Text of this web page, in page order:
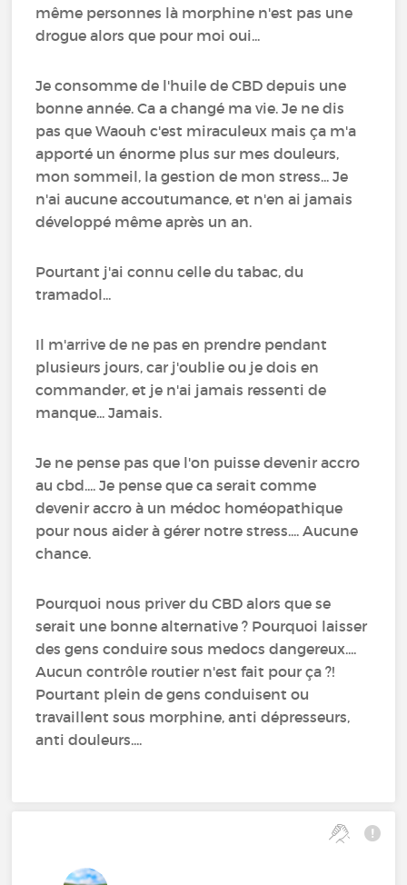
même personnes là morphine n'est pas une
drogue alors que pour moi oui...
Je consomme de l'huile de CBD depuis une
bonne année. Ca a changé ma vie. Je ne dis
pas que Waouh c'est miraculeux mais ça m'a
apporté un énorme plus sur mes douleurs,
mon sommeil, la gestion de mon stress... Je
n'ai aucune accoutumance, et n'en ai jamais
développé même après un an.
Pourtant j'ai connu celle du tabac, du
tramadol...
Il m'arrive de ne pas en prendre pendant
plusieurs jours, car j'oublie ou je dois en
commander, et je n'ai jamais ressenti de
manque... Jamais.
Je ne pense pas que l'on puisse devenir accro
au cbd.... Je pense que ca serait comme
devenir accro à un médoc homéopathique
pour nous aider à gérer notre stress.... Aucune
chance.
Pourquoi nous priver du CBD alors que se
serait une bonne alternative ? Pourquoi laisser
des gens conduire sous medocs dangereux....
Aucun contrôle routier n'est fait pour ça ?!
Pourtant plein de gens conduisent ou
travaillent sous morphine, anti dépresseurs,
anti douleurs....